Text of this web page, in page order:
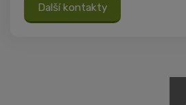
Další kontakty